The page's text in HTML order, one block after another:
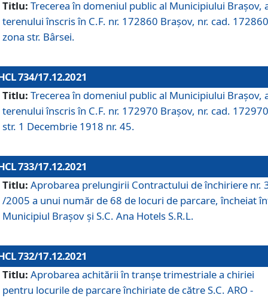
Titlu: Trecerea în domeniul public al Municipiului Braşov,
terenului înscris în C.F. nr. 172860 Brașov, nr. cad.
zona str. Bârsei.
734/17.12.2021
Titlu: Trecerea în domeniul public al Municipiului Braşov,
terenului înscris în C.F. nr. 172970 Brașov, nr. cad.
str. 1 Decembrie 1918 nr. 45.
733/17.12.2021
Titlu: Aprobarea prelungirii Contractului de închiriere nr.
/2005 a unui număr de 68 de locuri de parcare, încheiat
Municipiul Braşov şi S.C. Ana Hotels S.R.L.
732/17.12.2021
Titlu: Aprobarea achitării în tranșe trimestriale a chiriei
pentru locurile de parcare închiriate de către S.C. ARO -